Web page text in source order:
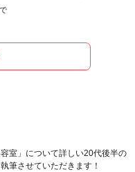
容室」について詳しい20代後半の
筆させていただきます！